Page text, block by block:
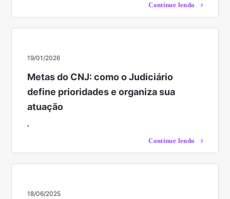
Continue lendo
19/01/2026
Metas do CNJ: como o Judiciário
define prioridades e organiza sua
atuação
.
Continue lendo
18/06/2025